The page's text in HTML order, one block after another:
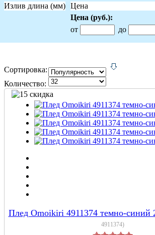
Излив длина (мм) Цена
Цена (руб.):
от
до
Сортировка:
Количество:
Плед Omoikiri 4911374 темно-синий
4911374)